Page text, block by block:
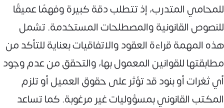
للمحامي المتدرب، إذ تتطلب دقة كبيرة وفهمًا عميقًا
للنصوص القانونية والمصطلحات المستخدمة. تشمل
هذه المهمة قراءة العقود والاتفاقيات بعناية للتأكد من
مطابقتها للقوانين المعمول بها، والتحقق من عدم وجود
أي ثغرات أو بنود قد تؤثر على حقوق العميل أو تلزم
المكتب القانوني بمسؤوليات غير مرغوبة. كما تساعد